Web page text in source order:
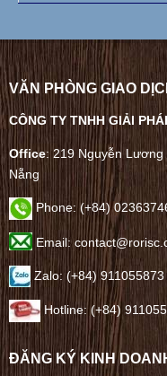
VĂN PHÒNG GIAO
CÔNG TY TNHH GIẢI
Office: 219 Nguyễn
Nẵng
Phone:(+84)
Email:
Zalo: (+84) 911055873
Hotline: (+84)
ĐĂNG KÝ KINH